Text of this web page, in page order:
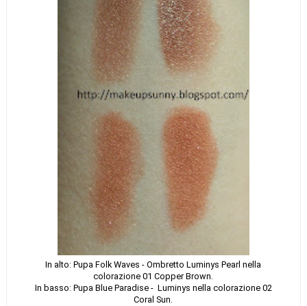
In alto: Pupa Folk Waves - Ombretto Luminys Pearl nella
colorazione 01 Copper Brown.
In basso: Pupa Blue Paradise - Luminys nella colorazione 02
Coral Sun.